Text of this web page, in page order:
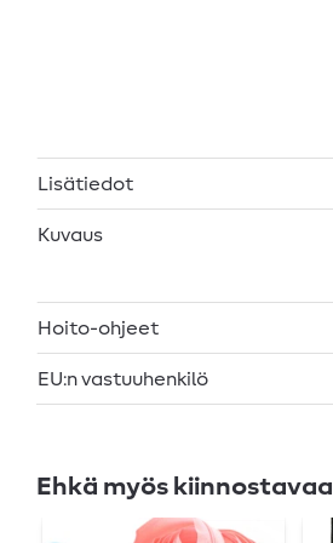
Lisätiedot
Kuvaus
Hoito-ohjeet
EU:n vastuuhenkilö
Ehkä myös kiinnostavaa